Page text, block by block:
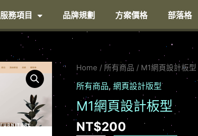
服務項目 品牌規劃 方案價格 部落格
Home / 所有商品 / M1網頁設計板型
所有商品, 網頁設計版型
M1網頁設計板型
NT$200
M1
網
頁
設
計
板